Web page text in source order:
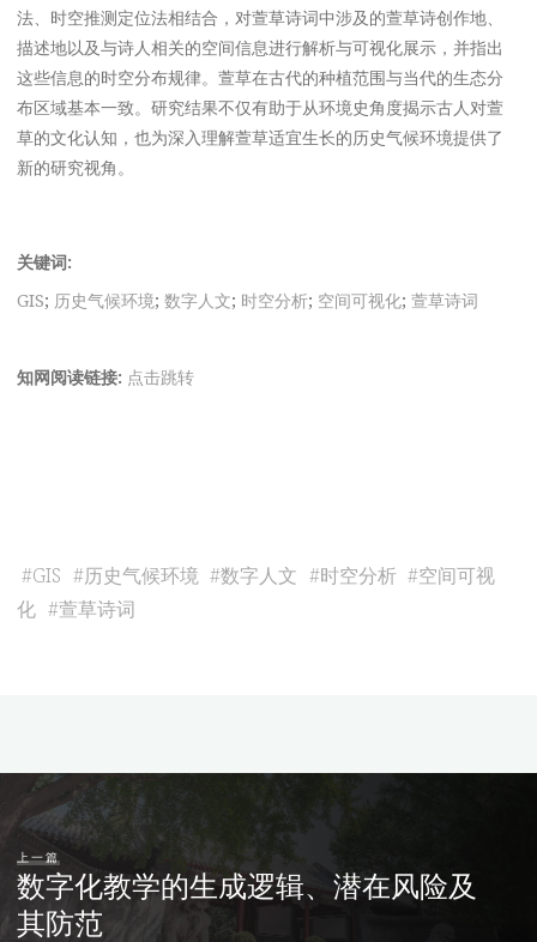
法、时空推测定位法相结合，对萱草诗词中涉及的萱草诗创作地、
描述地以及与诗人相关的空间信息进行解析与可视化展示，并指出
这些信息的时空分布规律。萱草在古代的种植范围与当代的生态分
布区域基本一致。研究结果不仅有助于从环境史角度揭示古人对萱
草的文化认知，也为深入理解萱草适宜生长的历史气候环境提供了
新的研究视角。
关键词:
GIS; 历史气候环境;数字人文; 时空分析; 空间可视化;萱草诗词
知网阅读链接: 点击跳转
#GIS #历史气候环境 #数字人文 #时空分析 #空间可视
化 #萱草诗词
上一篇
数字化教学的生成逻辑、潜在风险及
其防范